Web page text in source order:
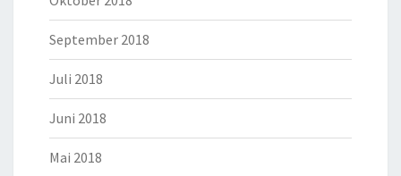
September 2018
Juli 2018
Juni 2018
Mai 2018